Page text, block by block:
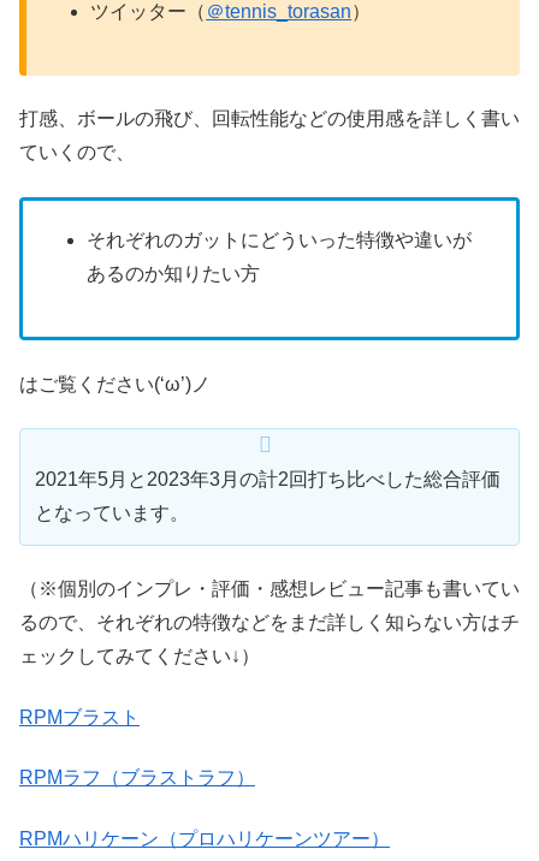
ツイッター（ ＠tennis_torasan）
打感、ボールの飛び、回転性能などの使用感を詳しく書い
ていくので、
それぞれのガットにどういった特徴や違いが
あるのか知りたい方
はご覧ください(‘ω’)ノ
2021年5月と2023年3月の計2回打ち比べした総合評価
となっています。
（※個別のインプレ・評価・感想レビュー記事も書いてい
るので、それぞれの特徴などをまだ詳しく知らない方はチ
ェックしてみてください↓）
RPMブラスト
RPMラフ（ブラストラフ）
RPMハリケーン（プロハリケーンツアー）